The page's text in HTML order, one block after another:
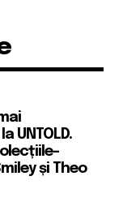
UNTOLD.
și Theo